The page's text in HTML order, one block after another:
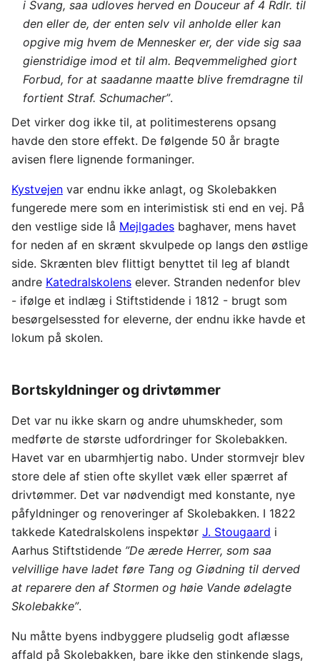
i Svang, saa udloves herved en Douceur af 4 Rdlr. til
den eller de, der enten selv vil anholde eller kan
opgive mig hvem de Mennesker er, der vide sig saa
gienstridige imod et til alm. Beqvemmelighed giort
Forbud, for at saadanne maatte blive fremdragne til
fortient Straf. Schumacher”.
Det virker dog ikke til, at politimesterens opsang
havde den store effekt. De følgende 50 år bragte
avisen flere lignende formaninger.
Kystvejen var endnu ikke anlagt, og Skolebakken
fungerede mere som en interimistisk sti end en vej. På
den vestlige side lå Mejlgades baghaver, mens havet
for neden af en skrænt skvulpede op langs den østlige
side. Skrænten blev flittigt benyttet til leg af blandt
andre Katedralskolens elever. Stranden nedenfor blev
- ifølge et indlæg i Stiftstidende i 1812 - brugt som
besørgelsessted for eleverne, der endnu ikke havde et
lokum på skolen.
Bortskyldninger og drivtømmer
Det var nu ikke skarn og andre uhumskheder, som
medførte de største udfordringer for Skolebakken.
Havet var en ubarmhjertig nabo. Under stormvejr blev
store dele af stien ofte skyllet væk eller spærret af
drivtømmer. Det var nødvendigt med konstante, nye
påfyldninger og renoveringer af Skolebakken. I 1822
takkede Katedralskolens inspektør J. Stougaard i
Aarhus Stiftstidende ”De ærede Herrer, som saa
velvillige have ladet føre Tang og Giødning til derved
at reparere den af Stormen og høie Vande ødelagte
Skolebakke”.
Nu måtte byens indbyggere pludselig godt aflæsse
affald på Skolebakken, bare ikke den stinkende slags,